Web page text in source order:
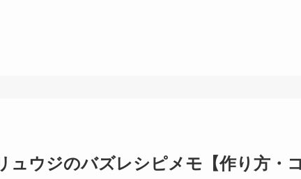
ュウジのバズレシピメモ【作り方・コ